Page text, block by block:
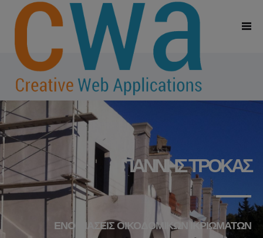
ΓΙΆΝΝΗΣ ΤΡΌΚΑΣ
ΕΝΟΙΚΙΆΣΕΙΣ ΟΙΚΟΔΟΜΙΚΏΝ ΙΚΡΙΩΜΆΤΩΝ